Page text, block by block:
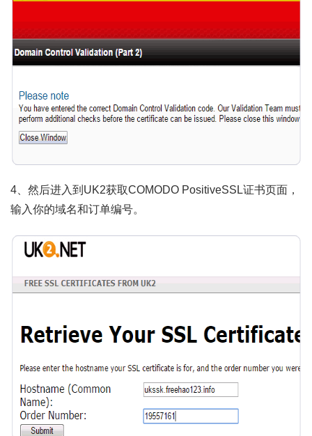
4、然后进入到UK2获取COMODO PositiveSSL证书页面，
输入你的域名和订单编号。